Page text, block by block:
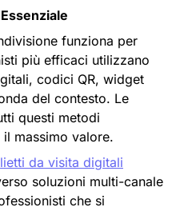
funziona per
più efficaci utilizzano
codici QR, widget
del contesto. Le
questi metodi
massimo valore.
da visita digitali
soluzioni multi-canale
che si